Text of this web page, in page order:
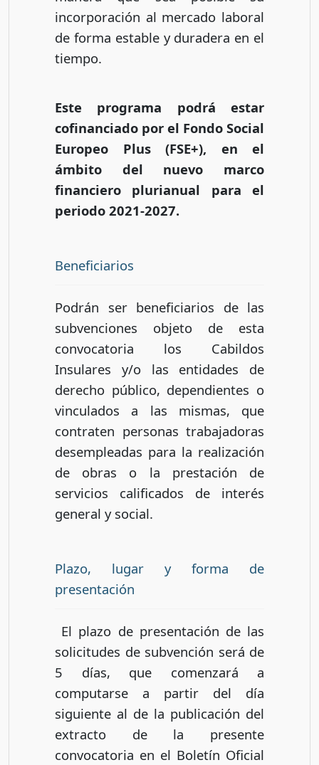
incorporación al mercado laboral
de forma estable y duradera en el
tiempo.
Este programa podrá estar
cofinanciado por el Fondo Social
Europeo Plus (FSE+), en el
ámbito del nuevo marco
financiero plurianual para el
periodo 2021-2027.
Beneficiarios
Podrán ser beneficiarios de las
subvenciones objeto de esta
convocatoria los Cabildos
Insulares y/o las entidades de
derecho público, dependientes o
vinculados a las mismas, que
contraten personas trabajadoras
desempleadas para la realización
de obras o la prestación de
servicios calificados de interés
general y social.
Plazo, lugar y forma de
presentación
El plazo de presentación de las
solicitudes de subvención será de
5 días, que comenzará a
computarse a partir del día
siguiente al de la publicación del
extracto de la presente
convocatoria en el Boletín Oficial